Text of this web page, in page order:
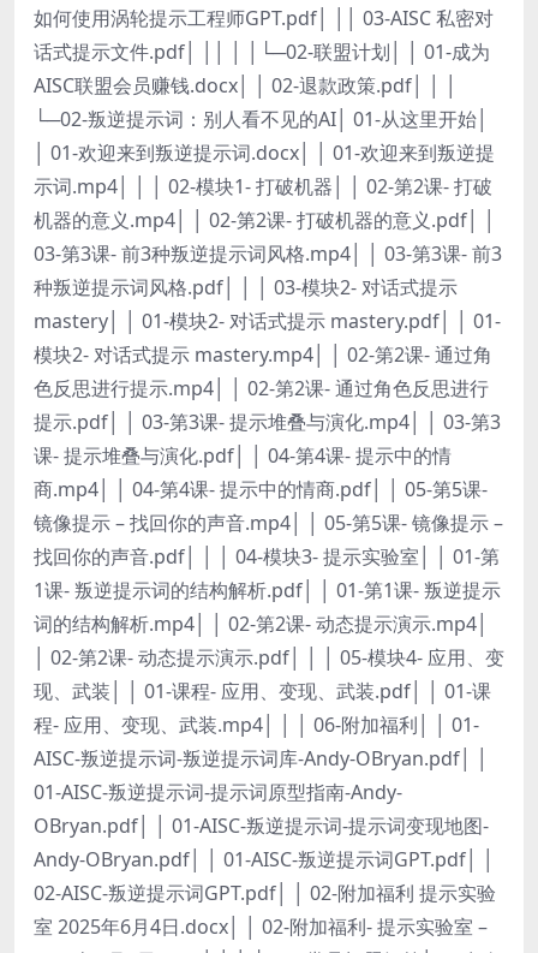
如何使用涡轮提示工程师GPT.pdf│ ││ 03-AISC 私密对
话式提示文件.pdf│ ││ │ │└─02-联盟计划│ │ 01-成为
AISC联盟会员赚钱.docx│ │ 02-退款政策.pdf│ │ │
└─02-叛逆提示词：别人看不见的AI│ 01-从这里开始│
│ 01-欢迎来到叛逆提示词.docx│ │ 01-欢迎来到叛逆提
示词.mp4│ │ │ 02-模块1- 打破机器│ │ 02-第2课- 打破
机器的意义.mp4│ │ 02-第2课- 打破机器的意义.pdf│ │
03-第3课- 前3种叛逆提示词风格.mp4│ │ 03-第3课- 前3
种叛逆提示词风格.pdf│ │ │ 03-模块2- 对话式提示
mastery│ │ 01-模块2- 对话式提示 mastery.pdf│ │ 01-
模块2- 对话式提示 mastery.mp4│ │ 02-第2课- 通过角
色反思进行提示.mp4│ │ 02-第2课- 通过角色反思进行
提示.pdf│ │ 03-第3课- 提示堆叠与演化.mp4│ │ 03-第3
课- 提示堆叠与演化.pdf│ │ 04-第4课- 提示中的情
商.mp4│ │ 04-第4课- 提示中的情商.pdf│ │ 05-第5课-
镜像提示 – 找回你的声音.mp4│ │ 05-第5课- 镜像提示 –
找回你的声音.pdf│ │ │ 04-模块3- 提示实验室│ │ 01-第
1课- 叛逆提示词的结构解析.pdf│ │ 01-第1课- 叛逆提示
词的结构解析.mp4│ │ 02-第2课- 动态提示演示.mp4│
│ 02-第2课- 动态提示演示.pdf│ │ │ 05-模块4- 应用、变
现、武装│ │ 01-课程- 应用、变现、武装.pdf│ │ 01-课
程- 应用、变现、武装.mp4│ │ │ 06-附加福利│ │ 01-
AISC-叛逆提示词-叛逆提示词库-Andy-OBryan.pdf│ │
01-AISC-叛逆提示词-提示词原型指南-Andy-
OBryan.pdf│ │ 01-AISC-叛逆提示词-提示词变现地图-
Andy-OBryan.pdf│ │ 01-AISC-叛逆提示词GPT.pdf│ │
02-AISC-叛逆提示词GPT.pdf│ │ 02-附加福利 提示实验
室 2025年6月4日.docx│ │ 02-附加福利- 提示实验室 –